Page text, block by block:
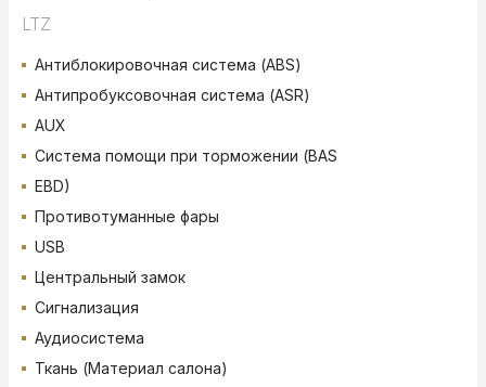
LTZ
Антиблокировочная система (ABS)
Антипробуксовочная система (ASR)
AUX
Система помощи при торможении (BAS
EBD)
Противотуманные фары
USB
Центральный замок
Сигнализация
Аудиосистема
Ткань (Материал салона)